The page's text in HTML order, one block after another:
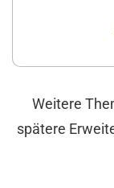
Weitere
spätere